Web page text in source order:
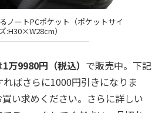
ノートPCポケット（ポケットサイ
ズ:H30×W28cm）
1万9980円（税込） で販売中。下記
ばさらに1000円引きになりま
い求めください。さらに詳しい